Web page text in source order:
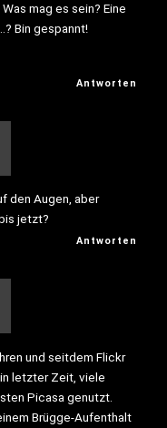
mag es sein? Eine
Bin gespannt!
Antworten
den Augen, aber
jetzt?
Antworten
und seitdem Flickr
letzter Zeit, viele
Picasa genutzt.
Brügge-Aufenthalt